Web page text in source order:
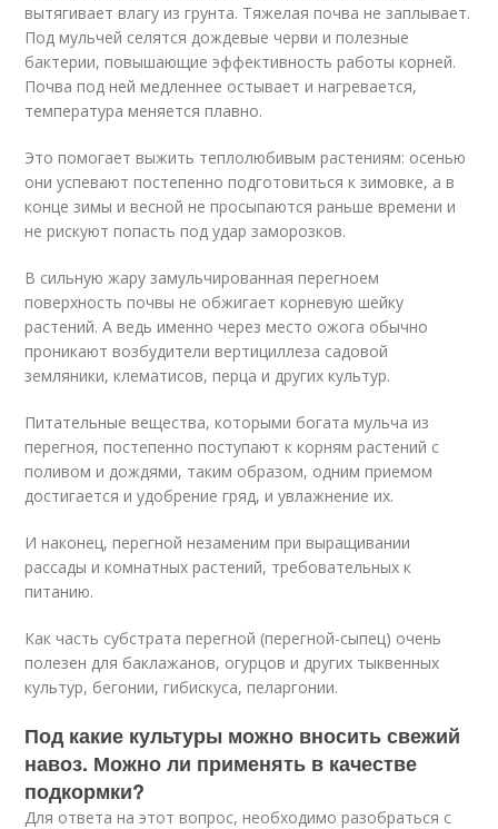
вытягивает влагу из грунта. Тяжелая почва не заплывает.
Под мульчей селятся дождевые черви и полезные
бактерии, повышающие эффективность работы корней.
Почва под ней медленнее остывает и нагревается,
температура меняется плавно.
Это помогает выжить теплолюбивым растениям: осенью
они успевают постепенно подготовиться к зимовке, а в
конце зимы и весной не просыпаются раньше времени и
не рискуют попасть под удар заморозков.
В сильную жару замульчированная перегноем
поверхность почвы не обжигает корневую шейку
растений. А ведь именно через место ожога обычно
проникают возбудители вертициллеза садовой
земляники, клематисов, перца и других культур.
Питательные вещества, которыми богата мульча из
перегноя, постепенно поступают к корням растений с
поливом и дождями, таким образом, одним приемом
достигается и удобрение гряд, и увлажнение их.
И наконец, перегной незаменим при выращивании
рассады и комнатных растений, требовательных к
питанию.
Как часть субстрата перегной (перегной-сыпец) очень
полезен для баклажанов, огурцов и других тыквенных
культур, бегонии, гибискуса, пеларгонии.
Под какие культуры можно вносить свежий
навоз. Можно ли применять в качестве
подкормки?
Для ответа на этот вопрос, необходимо разобраться с